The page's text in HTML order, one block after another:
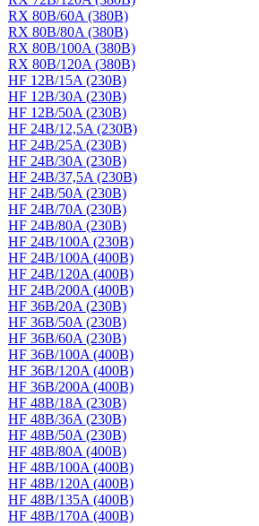
RX 80B/60A (380B)
RX 80B/80A (380B)
RX 80B/100A (380B)
RX 80B/120A (380B)
HF 12B/15A (230B)
HF 12B/30A (230B)
HF 12B/50A (230B)
HF 24B/12,5A (230B)
HF 24B/25A (230B)
HF 24B/30A (230B)
HF 24B/37,5A (230B)
HF 24B/50A (230B)
HF 24B/70A (230B)
HF 24B/80A (230B)
HF 24B/100A (230B)
HF 24B/100A (400B)
HF 24B/120A (400B)
HF 24B/200A (400B)
HF 36B/20A (230B)
HF 36B/50A (230B)
HF 36B/60A (230B)
HF 36B/100A (400B)
HF 36B/120A (400B)
HF 36B/200A (400B)
HF 48B/18A (230B)
HF 48B/36A (230B)
HF 48B/50A (230B)
HF 48B/80A (400B)
HF 48B/100A (400B)
HF 48B/120A (400B)
HF 48B/135A (400B)
HF 48B/170A (400B)